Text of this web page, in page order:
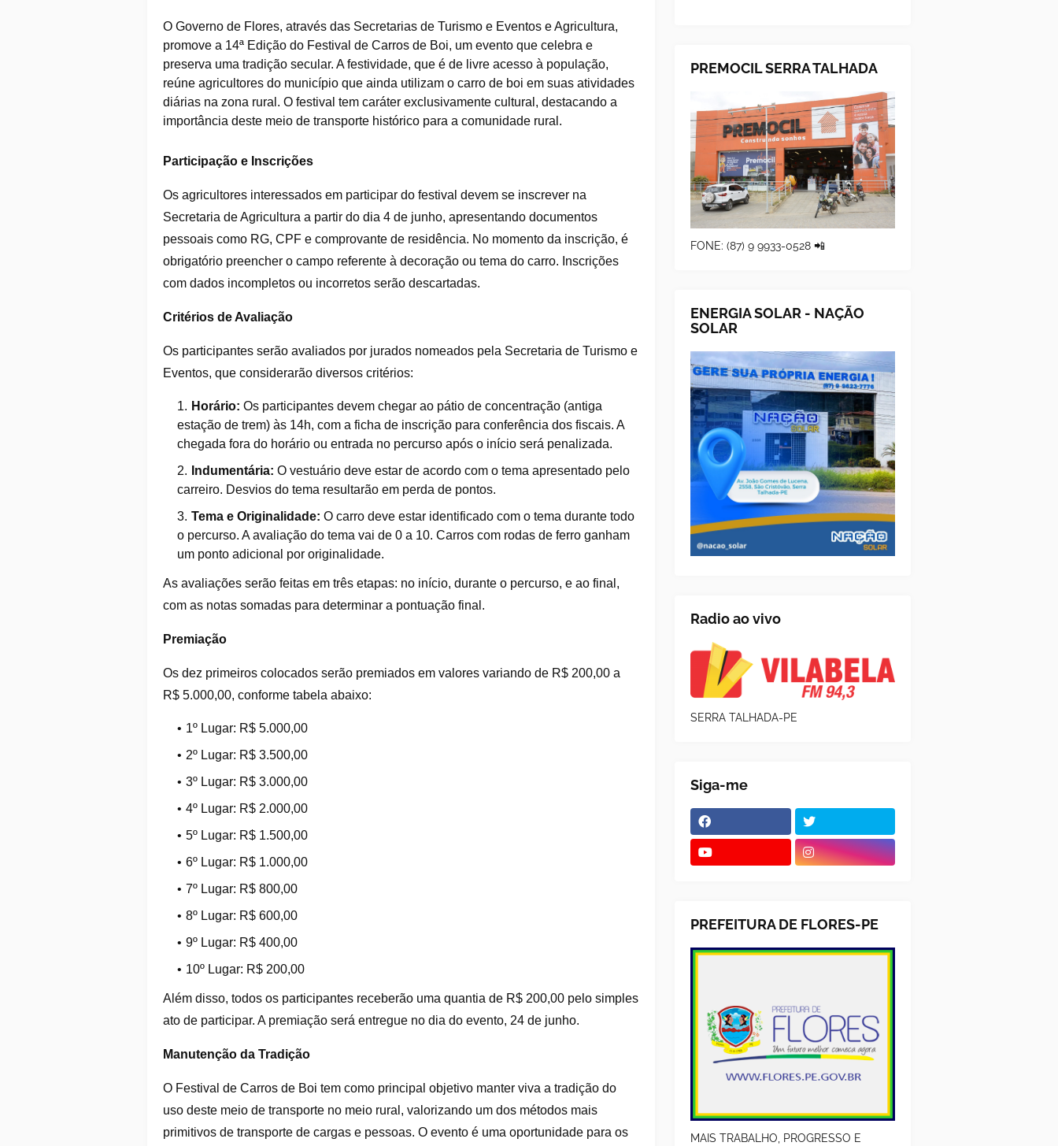
O Governo de Flores, através das Secretarias de Turismo e Eventos e Agricultura,
promove a 14ª Edição do Festival de Carros de Boi, um evento que celebra e
preserva uma tradição secular. A festividade, que é de livre acesso à população,
reúne agricultores do município que ainda utilizam o carro de boi em suas atividades
diárias na zona rural. O festival tem caráter exclusivamente cultural, destacando a
importância deste meio de transporte histórico para a comunidade rural.
Participação e Inscrições
Os agricultores interessados em participar do festival devem se inscrever na
Secretaria de Agricultura a partir do dia 4 de junho, apresentando documentos
pessoais como RG, CPF e comprovante de residência. No momento da inscrição, é
obrigatório preencher o campo referente à decoração ou tema do carro. Inscrições
com dados incompletos ou incorretos serão descartadas.
Critérios de Avaliação
Os participantes serão avaliados por jurados nomeados pela Secretaria de Turismo e
Eventos, que considerarão diversos critérios:
Horário: Os participantes devem chegar ao pátio de concentração (antiga
estação de trem) às 14h, com a ficha de inscrição para conferência dos fiscais. A
chegada fora do horário ou entrada no percurso após o início será penalizada.
Indumentária: O vestuário deve estar de acordo com o tema apresentado pelo
carreiro. Desvios do tema resultarão em perda de pontos.
Tema e Originalidade: O carro deve estar identificado com o tema durante todo
o percurso. A avaliação do tema vai de 0 a 10. Carros com rodas de ferro ganham
um ponto adicional por originalidade.
As avaliações serão feitas em três etapas: no início, durante o percurso, e ao final,
com as notas somadas para determinar a pontuação final.
Premiação
Os dez primeiros colocados serão premiados em valores variando de R$ 200,00 a
R$ 5.000,00, conforme tabela abaixo:
1º Lugar: R$ 5.000,00
2º Lugar: R$ 3.500,00
3º Lugar: R$ 3.000,00
4º Lugar: R$ 2.000,00
5º Lugar: R$ 1.500,00
6º Lugar: R$ 1.000,00
7º Lugar: R$ 800,00
8º Lugar: R$ 600,00
9º Lugar: R$ 400,00
10º Lugar: R$ 200,00
Além disso, todos os participantes receberão uma quantia de R$ 200,00 pelo simples
ato de participar. A premiação será entregue no dia do evento, 24 de junho.
Manutenção da Tradição
O Festival de Carros de Boi tem como principal objetivo manter viva a tradição do
uso deste meio de transporte no meio rural, valorizando um dos métodos mais
primitivos de transporte de cargas e pessoas. O evento é uma oportunidade para os
PREMOCIL SERRA TALHADA
FONE: (87) 9 9933-0528 📲
ENERGIA SOLAR - NAÇÃO
SOLAR
Radio ao vivo
SERRA TALHADA-PE
Siga-me
PREFEITURA DE FLORES-PE
MAIS TRABALHO, PROGRESSO E